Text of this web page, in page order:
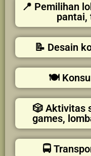
📍 Pemilihan
pantai,
📝 Desain
🍽️
🎲 Aktivitas
games,
🚍